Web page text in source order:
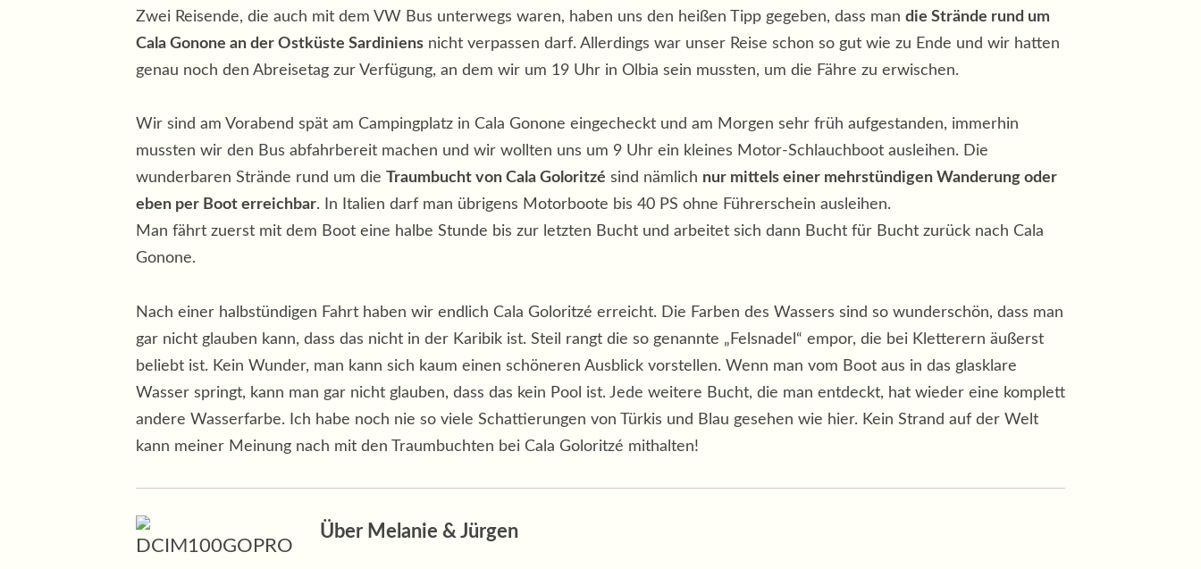
Zwei Reisende, die auch mit dem VW Bus unterwegs waren, haben uns den heißen Tipp gegeben, dass man die Strände rund um
Cala Gonone an der Ostküste Sardiniens nicht verpassen darf. Allerdings war unser Reise schon so gut wie zu Ende und wir hatten
genau noch den Abreisetag zur Verfügung, an dem wir um 19 Uhr in Olbia sein mussten, um die Fähre zu erwischen.
Wir sind am Vorabend spät am Campingplatz in Cala Gonone eingecheckt und am Morgen sehr früh aufgestanden, immerhin
mussten wir den Bus abfahrbereit machen und wir wollten uns um 9 Uhr ein kleines Motor-Schlauchboot ausleihen. Die
wunderbaren Strände rund um die
Traumbucht von Cala Goloritzé sind nämlich nur mittels einer mehrstündigen Wanderung oder
eben per Boot erreichbar. In Italien darf man übrigens Motorboote bis 40 PS ohne Führerschein ausleihen.
Man fährt zuerst mit dem Boot eine halbe Stunde bis zur letzten Bucht und arbeitet sich dann Bucht für Bucht zurück nach Cala
Gonone.
Nach einer halbstündigen Fahrt haben wir endlich Cala Goloritzé erreicht. Die Farben des Wassers sind so wunderschön, dass man
gar nicht glauben kann, dass das nicht in der Karibik ist. Steil rangt die so genannte „Felsnadel“ empor, die bei Kletterern äußerst
beliebt ist. Kein Wunder, man kann sich kaum einen schöneren Ausblick vorstellen. Wenn man vom Boot aus in das glasklare
Wasser springt, kann man gar nicht glauben, dass das kein Pool ist. Jede weitere Bucht, die man entdeckt, hat wieder eine komplett
andere Wasserfarbe. Ich habe noch nie so viele Schattierungen von Türkis und Blau gesehen wie hier. Kein Strand auf der Welt
kann meiner Meinung nach mit den Traumbuchten bei Cala Goloritzé mithalten!
Über Melanie & Jürgen